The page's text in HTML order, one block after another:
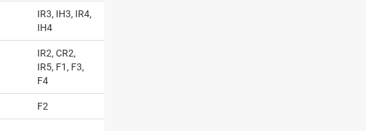
IR3, IH3, IR4,
IH4
IR2, CR2,
IR5, F1, F3,
F4
F2